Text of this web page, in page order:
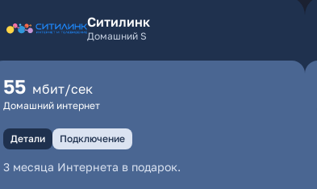
Ситилинк
Домашний S
55 мбит/сек
Домашний интернет
Детали Подключение
3 месяца Интернета в подарок.